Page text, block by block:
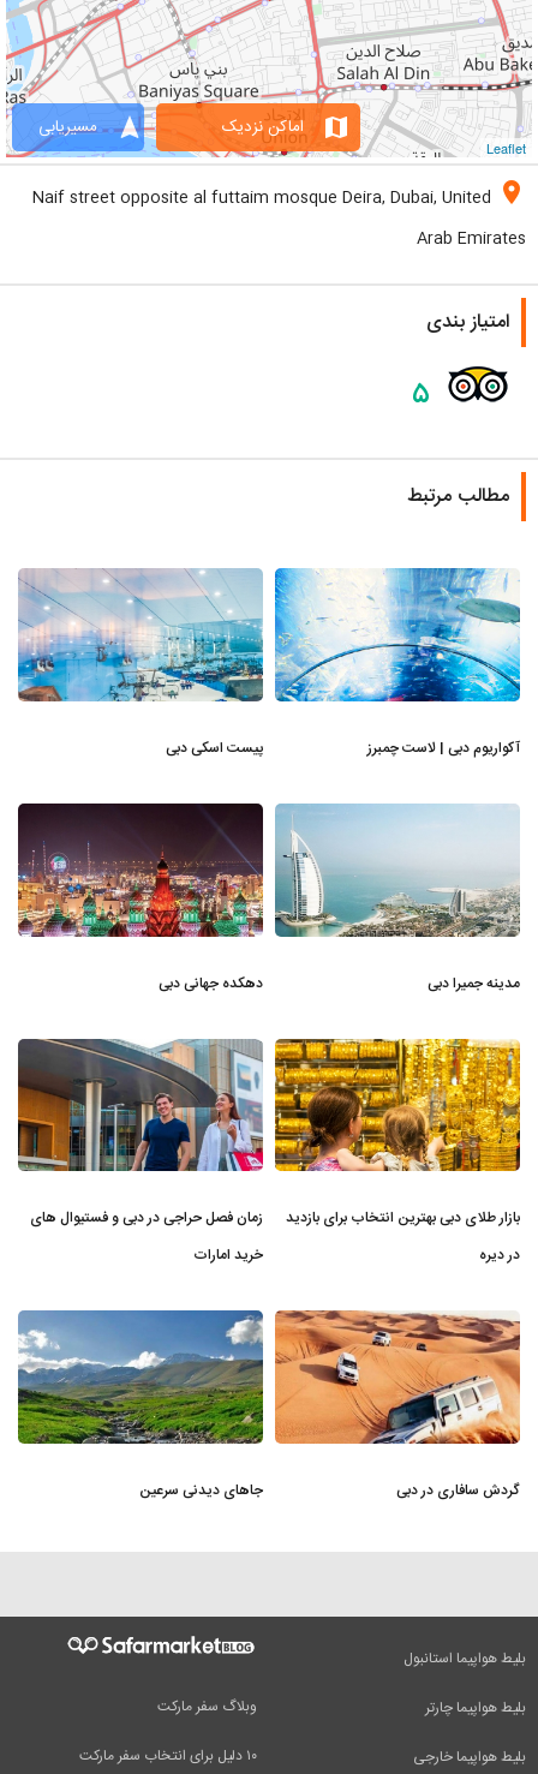
Leaflet
navigation مسیریابی map اماکن نزدیک
location_on
Naif street opposite al futtaim mosque Deira, Dubai, United
Arab Emirates
امتیاز بندی
۵
مطالب مرتبط
آکواریوم دبی | لاست چمبرز پیست اسکی دبی
مدینه جمیرا دبی دهکده جهانی دبی
بازار طلای دبی بهترین انتخاب برای بازدید
در دیره
زمان فصل حراجی در دبی و فستیوال های
خرید امارات
گردش سافاری در دبی جاهای دیدنی سرعین
وبلاگ سفر مارکت
۱۰ دلیل برای انتخاب سفر مارکت
بلیط هواپیما استانبول
بلیط هواپیما چارتر
بلیط هواپیما خارجی